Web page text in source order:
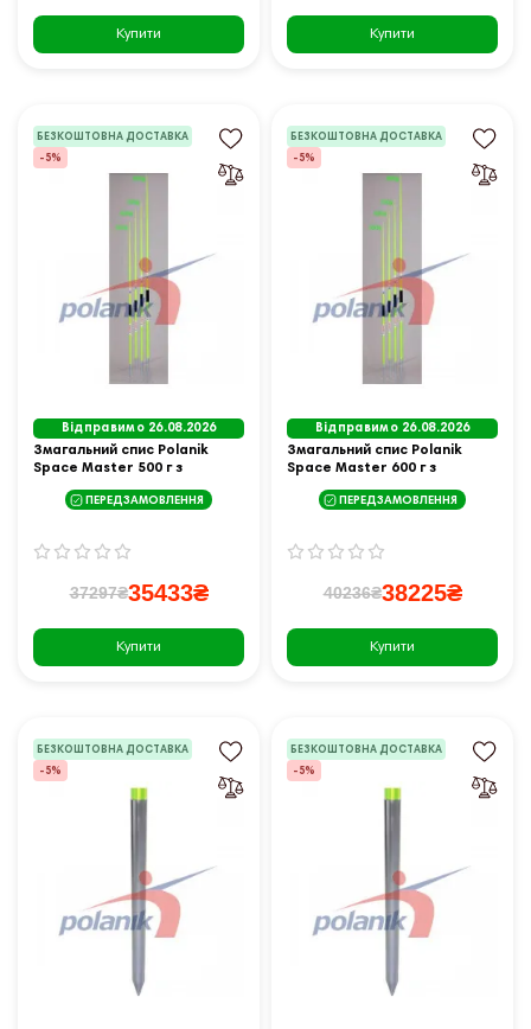
Купити Купити
БЕЗКОШТОВНА ДОСТАВКА
-5%
Відправимо 26.08.2026
Змагальний спис Polanik
Space Master 500 г з
0623
ПЕРЕДЗАМОВЛЕННЯ
37297₴35433₴
Купити
БЕЗКОШТОВНА ДОСТАВКА
-5%
Відправимо 26.08.2026
Змагальний спис Polanik
Space Master 600 г з
0502
ПЕРЕДЗАМОВЛЕННЯ
40236₴38225₴
Купити
БЕЗКОШТОВНА ДОСТАВКА
-5%
БЕЗКОШТОВНА ДОСТАВКА
-5%